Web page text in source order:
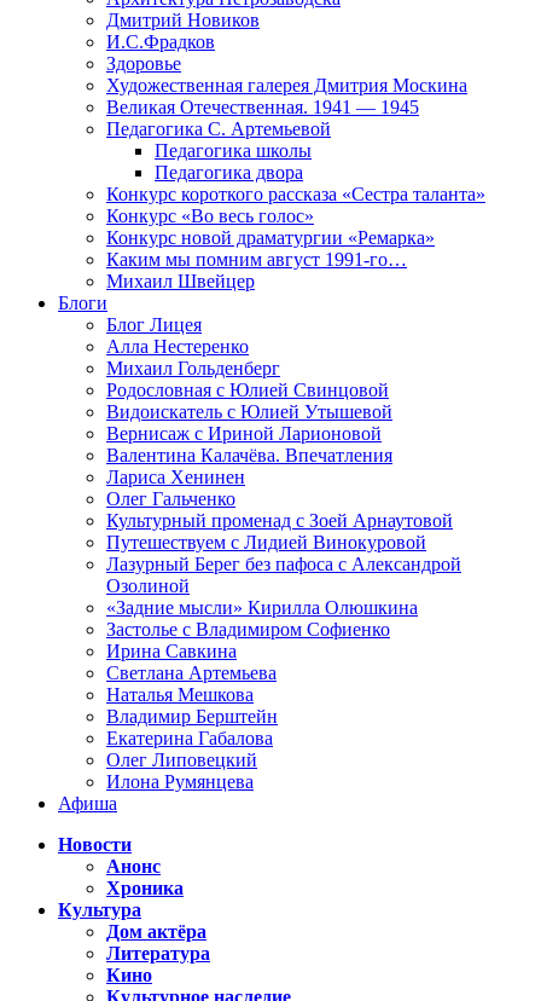
Дмитрий Новиков
И.С.Фрадков
Здоровье
Художественная галерея Дмитрия Москина
Великая Отечественная. 1941 — 1945
Педагогика С. Артемьевой
Педагогика школы
Педагогика двора
Конкурс короткого рассказа «Сестра таланта»
Конкурс «Во весь голос»
Конкурс новой драматургии «Ремарка»
Каким мы помним август 1991-го…
Михаил Швейцер
Блоги
Блог Лицея
Алла Нестеренко
Михаил Гольденберг
Родословная с Юлией Свинцовой
Видоискатель с Юлией Утышевой
Вернисаж с Ириной Ларионовой
Валентина Калачёва. Впечатления
Лариса Хенинен
Олег Гальченко
Культурный променад с Зоей Арнаутовой
Путешествуем с Лидией Винокуровой
Лазурный Берег без пафоса с Александрой
Озолиной
«Задние мысли» Кирилла Олюшкина
Застолье с Владимиром Софиенко
Ирина Савкина
Светлана Артемьева
Наталья Мешкова
Владимир Берштейн
Екатерина Габалова
Олег Липовецкий
Илона Румянцева
Афиша
Новости
Анонс
Хроника
Культура
Дом актёра
Литература
Кино